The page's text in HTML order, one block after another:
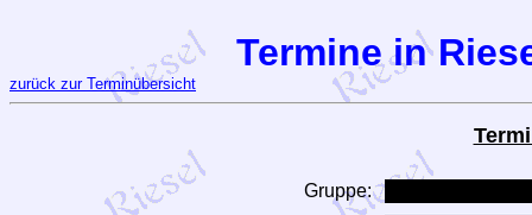
Termine in
zurück zur Terminübersicht
Gruppe: